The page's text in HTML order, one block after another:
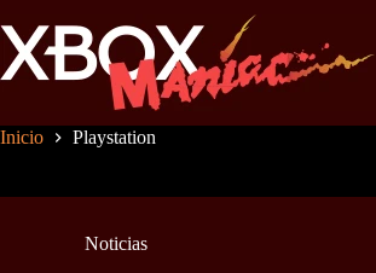
al
contenido
Inicio Playstation
Noticias